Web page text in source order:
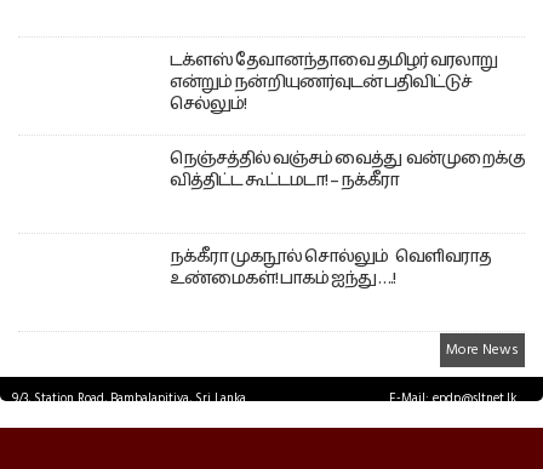
டக்ளஸ் தேவானந்தாவை தமிழர் வரலாறு
என்றும் நன்றியுணர்வுடன் பதிவிட்டுச்
செல்லும்!
நெஞ்சத்தில் வஞ்சம் வைத்து வன்முறைக்கு
வித்திட்ட கூட்டமடா! – நக்கீரா
நக்கீரா முகநூல் சொல்லும் வெளிவராத
உண்மைகள்! பாகம் ஐந்து ….!
More News
9/3, Station Road, Bambalapitiya, Sri Lanka.
E-Mail: epdp@sltnet.lk